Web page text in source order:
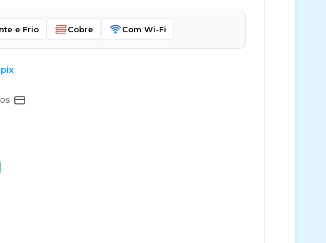
e Frio Cobre Com Wi-Fi